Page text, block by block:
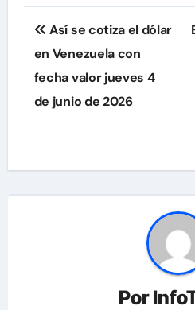
Navegación
de
entradas
Así se cotiza el dólar
en Venezuela con
fecha valor jueves 4
de junio de 2026
Por